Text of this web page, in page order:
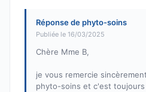
Réponse de phyto-soins
Publiée le 16/03/2025
Chère Mme B,
je vous remercie
phyto-soins et c'est